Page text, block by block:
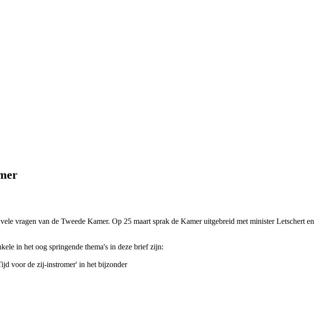
vragen van de Tweede Kamer. Op 25 maart sprak de Kamer uitgebreid met minister Letschert en
in het oog springende thema's in deze brief zijn:
voor de zij-instromer' in het bijzonder